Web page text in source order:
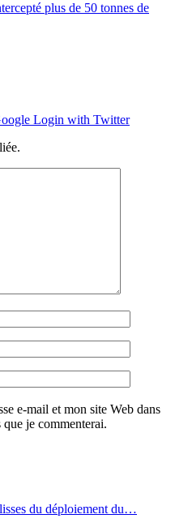
plus de 50 tonnes de
Login with Twitter
e-mail et mon site Web dans
je commenterai.
du déploiement du…